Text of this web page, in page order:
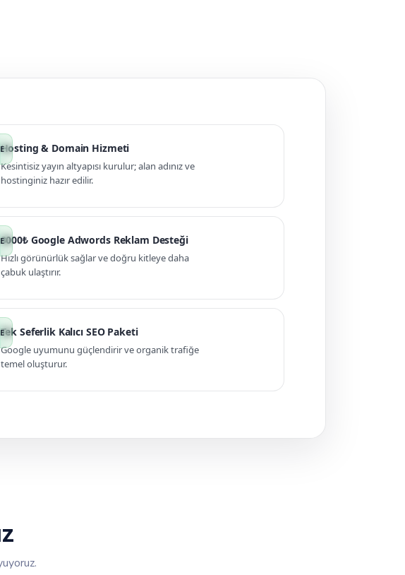
Hosting & Domain Hizmeti
Kesintisiz yayın altyapısı kurulur; alan adınız ve
hostinginiz hazır edilir.
3000₺ Google Adwords Reklam Desteği
Hızlı görünürlük sağlar ve doğru kitleye daha
çabuk ulaştırır.
Tek Seferlik Kalıcı SEO Paketi
Google uyumunu güçlendirir ve organik trafiğe
temel oluşturur.